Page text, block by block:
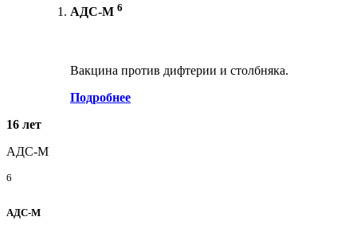
АДС-М 6
Вакцина против дифтерии и столбняка.
Подробнее
16 лет
АДС-М
6
АДС-М